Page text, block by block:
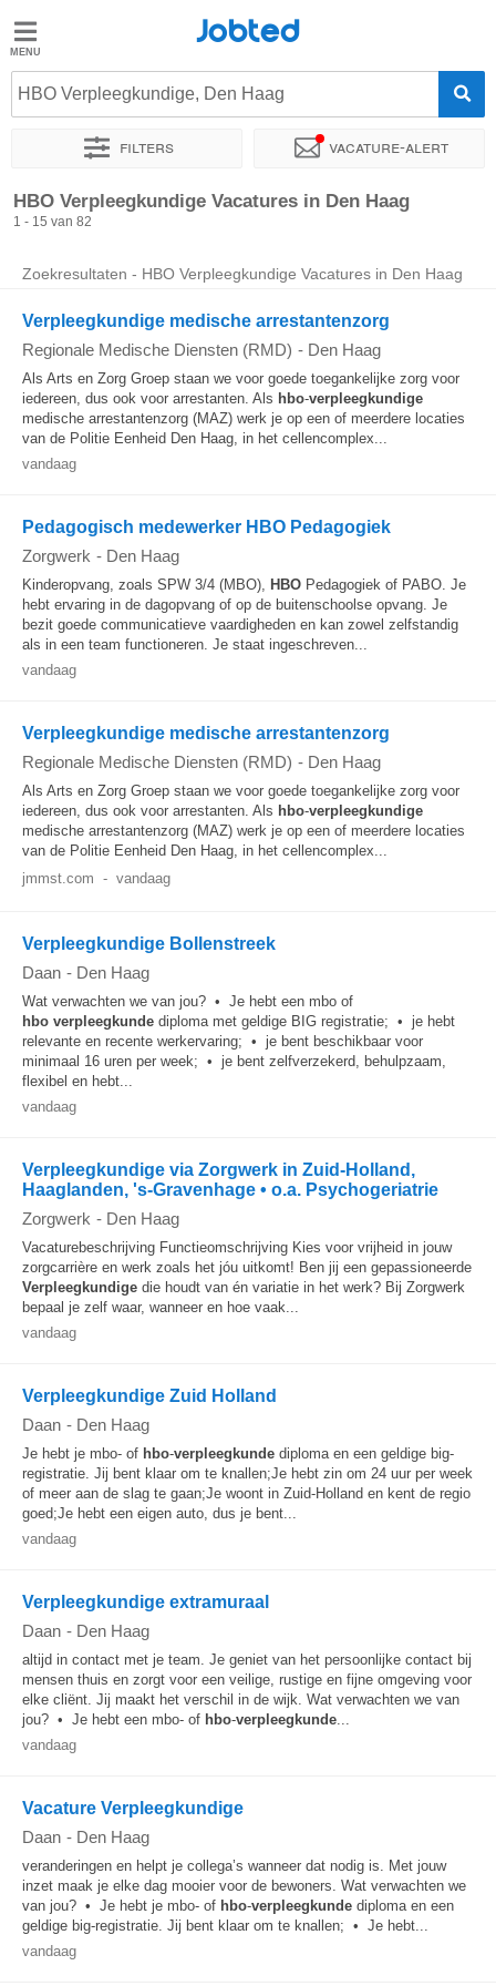
Jobted
Vacatures
Salarissen
Jobted
HBO Verpleegkundige, Den Haag
Filters Vacature-alert
Sorteer op Exacte locatie Bedrijf Uitzendbureau
HBO Verpleegkundige Vacatures in Den Haag
1 - 15 van 82
Zoekresultaten - HBO Verpleegkundige Vacatures in Den Haag
Verpleegkundige medische arrestantenzorg
Regionale Medische Diensten (RMD) - Den Haag
Als Arts en Zorg Groep staan we voor goede toegankelijke zorg voor
iedereen, dus ook voor arrestanten. Als hbo-verpleegkundige
medische arrestantenzorg (MAZ) werk je op een of meerdere locaties
van de Politie Eenheid Den Haag, in het cellencomplex...
vandaag
Pedagogisch medewerker HBO Pedagogiek
Zorgwerk - Den Haag
Kinderopvang, zoals SPW 3/4 (MBO), HBO Pedagogiek of PABO. Je
hebt ervaring in de dagopvang of op de buitenschoolse opvang. Je
bezit goede communicatieve vaardigheden en kan zowel zelfstandig
als in een team functioneren. Je staat ingeschreven...
vandaag
Verpleegkundige medische arrestantenzorg
Regionale Medische Diensten (RMD) - Den Haag
Als Arts en Zorg Groep staan we voor goede toegankelijke zorg voor
iedereen, dus ook voor arrestanten. Als hbo-verpleegkundige
medische arrestantenzorg (MAZ) werk je op een of meerdere locaties
van de Politie Eenheid Den Haag, in het cellencomplex...
jmmst.com - vandaag
Verpleegkundige Bollenstreek
Daan - Den Haag
Wat verwachten we van jou? • Je hebt een mbo of
hbo verpleegkunde diploma met geldige BIG registratie; • je hebt
relevante en recente werkervaring; • je bent beschikbaar voor
minimaal 16 uren per week; • je bent zelfverzekerd, behulpzaam,
flexibel en hebt...
vandaag
Verpleegkundige via Zorgwerk in Zuid-Holland,
Haaglanden, 's-Gravenhage • o.a. Psychogeriatrie
Zorgwerk - Den Haag
Vacaturebeschrijving Functieomschrijving Kies voor vrijheid in jouw
zorgcarrière en werk zoals het jóu uitkomt! Ben jij een gepassioneerde
Verpleegkundige die houdt van én variatie in het werk? Bij Zorgwerk
bepaal je zelf waar, wanneer en hoe vaak...
vandaag
Verpleegkundige Zuid Holland
Daan - Den Haag
Je hebt je mbo- of hbo-verpleegkunde diploma en een geldige big-
registratie. Jij bent klaar om te knallen;Je hebt zin om 24 uur per week
of meer aan de slag te gaan;Je woont in Zuid-Holland en kent de regio
goed;Je hebt een eigen auto, dus je bent...
vandaag
Verpleegkundige extramuraal
Daan - Den Haag
altijd in contact met je team. Je geniet van het persoonlijke contact bij
mensen thuis en zorgt voor een veilige, rustige en fijne omgeving voor
elke cliënt. Jij maakt het verschil in de wijk. Wat verwachten we van
jou? • Je hebt een mbo- of hbo-verpleegkunde...
vandaag
Vacature Verpleegkundige
Daan - Den Haag
veranderingen en helpt je collega’s wanneer dat nodig is. Met jouw
inzet maak je elke dag mooier voor de bewoners. Wat verwachten we
van jou? • Je hebt je mbo- of hbo-verpleegkunde diploma en een
geldige big-registratie. Jij bent klaar om te knallen; • Je hebt...
vandaag